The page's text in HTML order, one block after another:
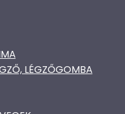
LÉGZŐGOMBA